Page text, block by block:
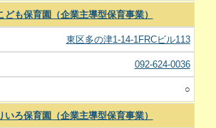
ども保育園（企業主導型保育事業）
東区多の津1‐14‐1FRCビル113
092-624-0036
○
いろ保育園（企業主導型保育事業）